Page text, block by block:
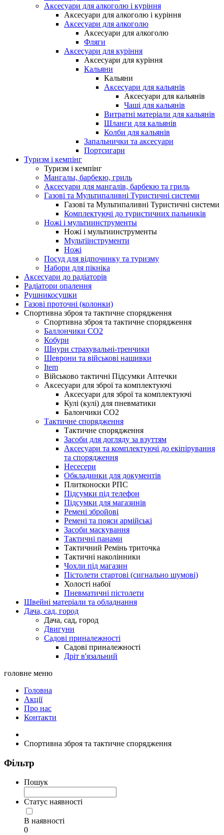
Аксесуари для алкоголю і куріння
Аксесуари для алкоголю і куріння
Аксесуари для алкоголю
Аксесуари для алкоголю
Фляги
Аксесуари для куріння
Аксесуари для куріння
Кальяни
Кальяни
Аксесуари для кальянів
Аксесуари для кальянів
Чаші для кальянів
Витратні матеріали для кальянів
Шланги для кальянів
Колби для кальянів
Запальнички та аксесуари
Портсигари
Туризм і кемпінг
Туризм і кемпінг
Мангалы, барбекю, гриль
Аксесуари для мангалів, барбекю та гриль
Газові та Мультипаливні Туристичні системи
Газові та Мультипаливні Туристичні системи
Комплектуючі до туристичних пальників
Ножі і мультиинструменты
Ножі і мультиинструменты
Мультіінструменти
Ножі
Посуд для відпочинку та туризму
Набори для пікніка
Аксесуари до радіаторів
Радіатори опалення
Рушникосушки
Газові проточні (колонки)
Спортивна зброя та тактичне спорядження
Спортивна зброя та тактичне спорядження
Баллончики CO2
Кобури
Шнури страхувальні-тренчики
Шеврони та військові нашивки
Item
Військово тактичні Підсумки Аптечки
Аксесуари для зброї та комплектуючі
Аксесуари для зброї та комплектуючі
Кулі (кулі) для пневматики
Балончики CO2
Тактичне спорядження
Тактичне спорядження
Засоби для догляду за взуттям
Аксесуари та комплектуючі до екіпірування
та спорядження
Несесери
Обкладинки для документів
Плитконоски РПС
Підсумки під телефон
Підсумки для магазинів
Ремені збройові
Ремені та пояси армійські
Засоби маскування
Тактичні панами
Тактичний Ремінь триточка
Тактичні наколінники
Чохли під магазин
Пістолети стартові (сигнально шумові)
Холості набої
Пневматичні пістолети
Швейні матеріали та обладнання
Дача, сад, город
Дача, сад, город
Двигуни
Садові приналежності
Садові приналежності
Дріт в'язальний
головне меню
Головна
Акції
Про нас
Контакти
Спортивна зброя та тактичне спорядження
Фільтр
Пошук
Статус наявності
В наявності
0